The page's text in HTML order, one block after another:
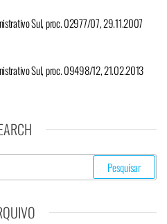
Sul, proc. 02977/07, 29.11.2007
Sul, proc. 09498/12, 21.02.2013